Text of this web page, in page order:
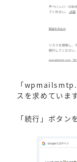
「
スを求めていま
「続行」ボタン